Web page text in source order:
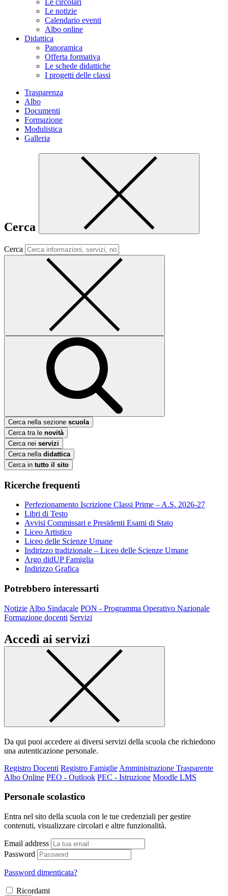
Le circolari
Le notizie
Calendario eventi
Albo online
Didattica
Panoramica
Offerta formativa
Le schede didattiche
I progetti delle classi
Trasparenza
Albo
Documenti
Formazione
Modulistica
Galleria
Cerca
Cerca
Cerca nella sezione scuola
Cerca tra le novità
Cerca nei servizi
Cerca nella didattica
Cerca in tutto il sito
Ricerche frequenti
Perfezionamento Iscrizione Classi Prime – A.S. 2026-27
Libri di Testo
Avvisi Commissari e Presidenti Esami di Stato
Liceo Artistico
Liceo delle Scienze Umane
Indirizzo tradizionale – Liceo delle Scienze Umane
Argo didUP Famiglia
Indirizzo Grafica
Potrebbero interessarti
Notizie Albo Sindacale PON - Programma Operativo Nazionale
Formazione docenti Servizi
Accedi ai servizi
Da qui puoi accedere ai diversi servizi della scuola che richiedono
una autenticazione personale.
Registro Docenti Registro Famiglie Amministrazione Trasparente
Albo Online PEO - Outlook PEC - Istruzione Moodle LMS
Personale scolastico
Entra nel sito della scuola con le tue credenziali per gestire
contenuti, visualizzare circolari e altre funzionalità.
Email address
Password
Password dimenticata?
Ricordami